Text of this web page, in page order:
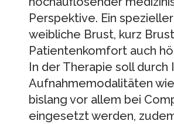
Perspektive. Ein
weibliche Brust, kurz
Patientenkomfort auch
In der Therapie soll
Aufnahmemodalitäten
bislang vor allem bei
eingesetzt werden,